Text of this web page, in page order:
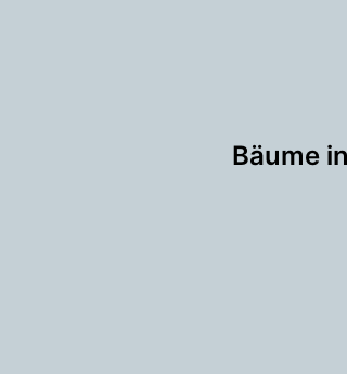
Bäume